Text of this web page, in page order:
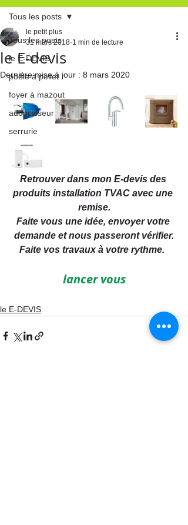
Tous les posts
le E-DEVIS
poêle à pellet
foyer à mazout
adoucisseur
serrurie
Tous les posts
le E-devis
le petit plus
31 mars 2018 1 min de lecture
Dernière mise à jour : 8 mars 2020
Retrouver dans mon E-devis des
produits installation TVAC avec une
remise.
Faite vous une idée, envoyer votre
demande et nous passeront vérifier.
Faite vos travaux à votre rythme.
lancer vous
le E-DEVIS